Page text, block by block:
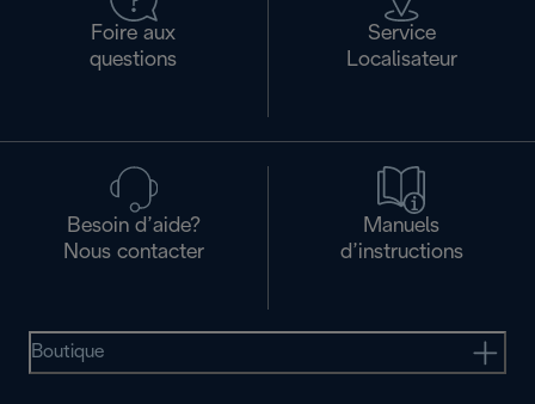
Foire aux
questions
Service
Localisateur
Besoin d’aide?
Nous contacter
Manuels
d’instructions
Boutique